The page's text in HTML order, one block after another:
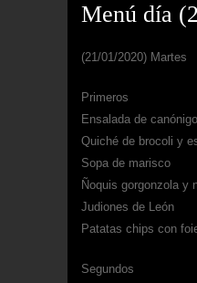
Menú día
(21/01/2020) Martes
Primeros
Ensalada de
Quiché de brocoli y
Sopa de marisco
Ñoquis gorgonzola y
Judiones de León
Patatas chips con
Segundos